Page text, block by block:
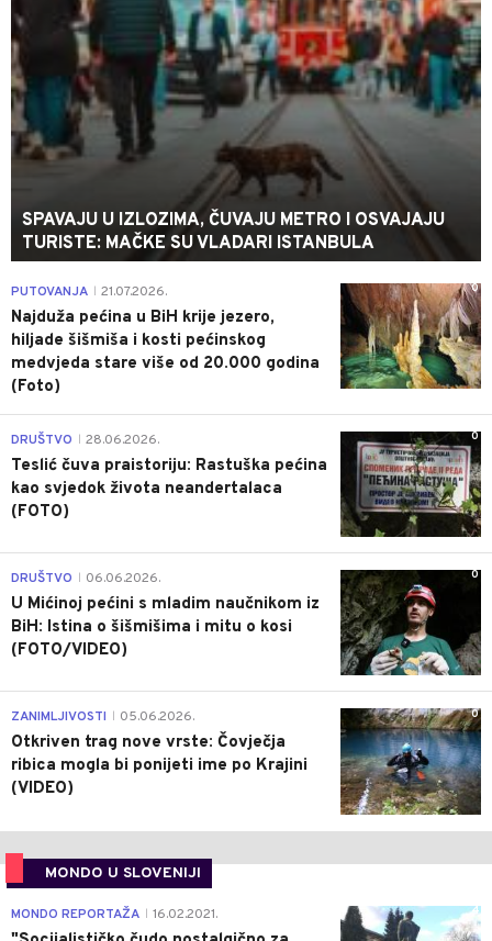
SPAVAJU U IZLOZIMA, ČUVAJU METRO I OSVAJAJU
TURISTE: MAČKE SU VLADARI ISTANBULA
0
PUTOVANJA 21.07.2026.
Najduža pećina u BiH krije jezero,
hiljade šišmiša i kosti pećinskog
medvjeda stare više od 20.000 godina
(Foto)
0
DRUŠTVO 28.06.2026.
Teslić čuva praistoriju: Rastuška pećina
kao svjedok života neandertalaca
(FOTO)
0
DRUŠTVO 06.06.2026.
U Mićinoj pećini s mladim naučnikom iz
BiH: Istina o šišmišima i mitu o kosi
(FOTO/VIDEO)
0
ZANIMLJIVOSTI 05.06.2026.
Otkriven trag nove vrste: Čovječja
ribica mogla bi ponijeti ime po Krajini
(VIDEO)
MONDO U SLOVENIJI
4
MONDO REPORTAŽA 16.02.2021.